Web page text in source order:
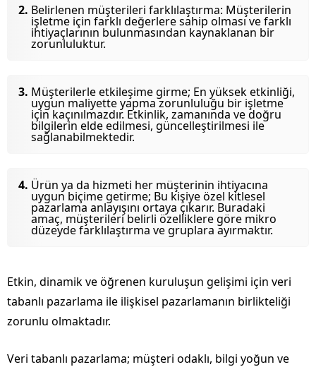
Belirlenen müşterileri farklılaştırma: Müşterilerin
işletme için farklı değerlere sahip olması ve farklı
ihtiyaçlarının bulunmasından kaynaklanan bir
zorunluluktur.
Müşterilerle etkileşime girme; En yüksek etkinliği,
uygun maliyette yapma zorunluluğu bir işletme
için kaçınılmazdır. Etkinlik, zamanında ve doğru
bilgilerin elde edilmesi, güncelleştirilmesi ile
sağlanabilmektedir.
Ürün ya da hizmeti her müşterinin ihtiyacına
uygun biçime getirme; Bu kişiye özel kitlesel
pazarlama anlayışını ortaya çıkarır. Buradaki
amaç, müşterileri belirli özelliklere göre mikro
düzeyde farklılaştırma ve gruplara ayırmaktır.
Etkin, dinamik ve öğrenen kuruluşun gelişimi için veri
tabanlı pazarlama ile ilişkisel pazarlamanın birlikteliği
zorunlu olmaktadır.
Veri tabanlı pazarlama; müşteri odaklı, bilgi yoğun ve